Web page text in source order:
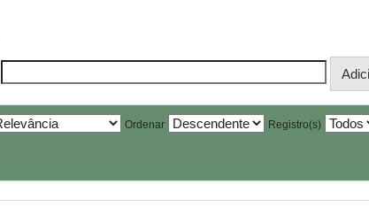
Ordenar Registro(s)